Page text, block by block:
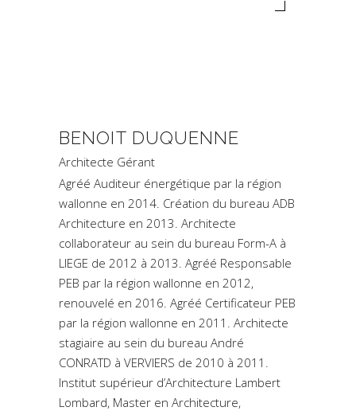
BENOIT DUQUENNE
Architecte Gérant
Agréé Auditeur énergétique par la région
wallonne en 2014. Création du bureau ADB
Architecture en 2013. Architecte
collaborateur au sein du bureau Form-A à
LIEGE de 2012 à 2013. Agréé Responsable
PEB par la région wallonne en 2012,
renouvelé en 2016. Agréé Certificateur PEB
par la région wallonne en 2011. Architecte
stagiaire au sein du bureau André
CONRATD à VERVIERS de 2010 à 2011.
Institut supérieur d’Architecture Lambert
Lombard, Master en Architecture,